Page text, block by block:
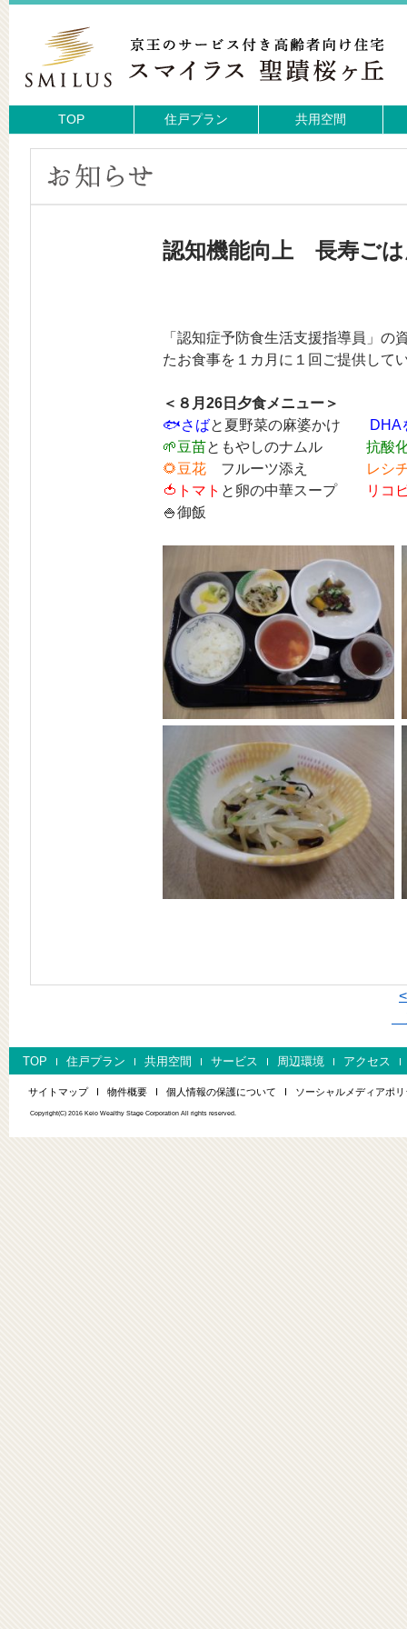
TOP 住戸プラン 共用空間
認知機能向上 長寿ご
「認知症予防食生活支援指導員」
たお食事を１カ月に１回ご提供して
＜８月26日夕食メニュー＞
🐟さばと夏野菜の麻婆かけ
DHA
🌱豆苗ともやしのナムル 抗酸
🌻豆花 フルーツ添え
レシ
🍅 トマト と卵の中華スープ
リコ
🍚御飯
TOP 住戸プラン 共用空間 サービス 周辺環境 アクセス
サイトマップ 物件概要 個人情報の保護について ソーシャルメディアポ
Copyright(C) 2016 Keio Wealthy Stage Corporation All rights reserved.